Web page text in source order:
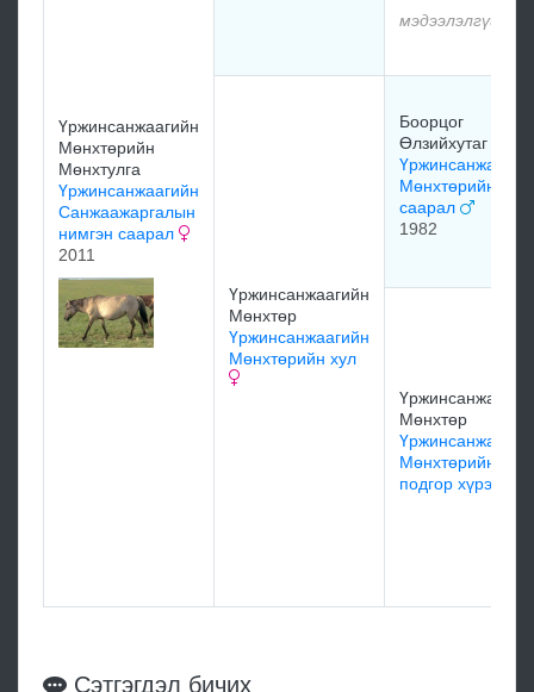
Үржинсанжаагийн
Мөнхтөрийн
Мөнхтулга
Үржинсанжаагийн
Санжаажаргалын
нимгэн саарал
2011
мэдээлэлгүй
Үржинсанжаагийн
Мөнхтөр
Үржинсанжаагийн
Мөнхтөрийн хул
Боорцог
Өлзийхутаг
Мөнхтөрийн
саарал
1982
Мөнхтөр
Мөнхтөрийн
подгор хүрэгч
Сэтгэгдэл бичих